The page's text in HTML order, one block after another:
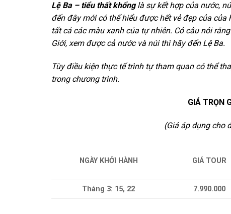
Lệ Ba – tiểu thất khổnglà sự kết hợp của nước,
đến đây mới có thể hiểu được hết vẻ đẹp của
tất cả các màu xanh của tự nhiên. Có câu nói
Giới, xem được cả nước và núi thì hãy đến Lệ Ba.
Tùy điều kiện thực tế trình tự tham quan có thể
trong chương trình.
GIÁ TRỌN
(Giá áp dụng cho
NGÀY KHỞI HÀNH GIÁ TOUR
Tháng 3: 15, 22 7.990.000